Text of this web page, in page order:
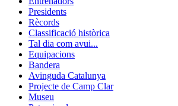
Presidents
Rècords
Classificació històrica
Tal dia com avui...
Equipacions
Bandera
Avinguda Catalunya
Projecte de Camp Clar
Museu